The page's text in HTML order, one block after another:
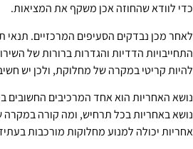
כדי לוודא שהחוזה אכן משקף את המציאות.
לאחר מכן נבדקים הסעיפים המרכזיים. תנאי
התחייבויות הדדיות והגדרות ברורות של
להיות קריטי במקרה של מחלוקת, ולכן יש
נושא האחריות הוא אחד המרכיבים החשובים
נושא באחריות בכל תרחיש, ומה קורה
אחריות יכולה למנוע מחלוקות מורכבות